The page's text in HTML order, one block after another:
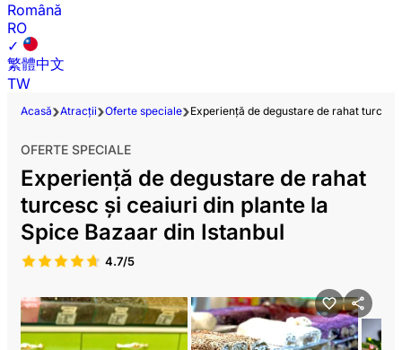
Română
RO
✓
繁體中文
TW
Acasă Atracții Oferte speciale Experiență de degustare de rahat
OFERTE SPECIALE
Experiență de degustare de rahat
turcesc și ceaiuri din plante la
Spice Bazaar din Istanbul
4.7/5